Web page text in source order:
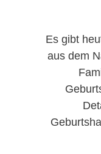
Es gibt
aus dem